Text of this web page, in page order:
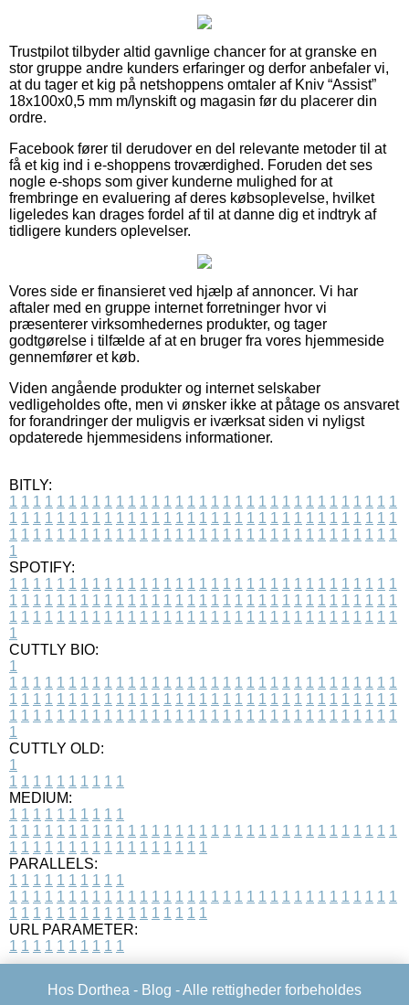
Trustpilot tilbyder altid gavnlige chancer for at granske en
stor gruppe andre kunders erfaringer og derfor anbefaler vi,
at du tager et kig på netshoppens omtaler af Kniv “Assist”
18x100x0,5 mm m/lynskift og magasin før du placerer din
ordre.
Facebook fører til derudover en del relevante metoder til at
få et kig ind i e-shoppens troværdighed. Foruden det ses
nogle e-shops som giver kunderne mulighed for at
frembringe en evaluering af deres købsoplevelse, hvilket
ligeledes kan drages fordel af til at danne dig et indtryk af
tidligere kunders oplevelser.
Vores side er finansieret ved hjælp af annoncer. Vi har
aftaler med en gruppe internet forretninger hvor vi
præsenterer virksomhedernes produkter, og tager
godtgørelse i tilfælde af at en bruger fra vores hjemmeside
gennemfører et køb.
Viden angående produkter og internet selskaber
vedligeholdes ofte, men vi ønsker ikke at påtage os ansvaret
for forandringer der muligvis er iværksat siden vi nyligst
opdaterede hjemmesidens informationer.
BITLY:
1 1 1 1 1 1 1 1 1 1 1 1 1 1 1 1 1 1 1 1 1 1 1 1 1 1 1 1 1 1 1 1 1
1 1 1 1 1 1 1 1 1 1 1 1 1 1 1 1 1 1 1 1 1 1 1 1 1 1 1 1 1 1 1 1 1
1 1 1 1 1 1 1 1 1 1 1 1 1 1 1 1 1 1 1 1 1 1 1 1 1 1 1 1 1 1 1 1 1
1
SPOTIFY:
1 1 1 1 1 1 1 1 1 1 1 1 1 1 1 1 1 1 1 1 1 1 1 1 1 1 1 1 1 1 1 1 1
1 1 1 1 1 1 1 1 1 1 1 1 1 1 1 1 1 1 1 1 1 1 1 1 1 1 1 1 1 1 1 1 1
1 1 1 1 1 1 1 1 1 1 1 1 1 1 1 1 1 1 1 1 1 1 1 1 1 1 1 1 1 1 1 1 1
1
CUTTLY BIO:
1
1 1 1 1 1 1 1 1 1 1 1 1 1 1 1 1 1 1 1 1 1 1 1 1 1 1 1 1 1 1 1 1 1
1 1 1 1 1 1 1 1 1 1 1 1 1 1 1 1 1 1 1 1 1 1 1 1 1 1 1 1 1 1 1 1 1
1 1 1 1 1 1 1 1 1 1 1 1 1 1 1 1 1 1 1 1 1 1 1 1 1 1 1 1 1 1 1 1 1
1
CUTTLY OLD:
1
1 1 1 1 1 1 1 1 1 1
MEDIUM:
1 1 1 1 1 1 1 1 1 1
1 1 1 1 1 1 1 1 1 1 1 1 1 1 1 1 1 1 1 1 1 1 1 1 1 1 1 1 1 1 1 1 1
1 1 1 1 1 1 1 1 1 1 1 1 1 1 1 1 1
PARALLELS:
1 1 1 1 1 1 1 1 1 1
1 1 1 1 1 1 1 1 1 1 1 1 1 1 1 1 1 1 1 1 1 1 1 1 1 1 1 1 1 1 1 1 1
1 1 1 1 1 1 1 1 1 1 1 1 1 1 1 1 1
URL PARAMETER:
1 1 1 1 1 1 1 1 1 1
Hos Dorthea - Blog - Alle rettigheder forbeholdes